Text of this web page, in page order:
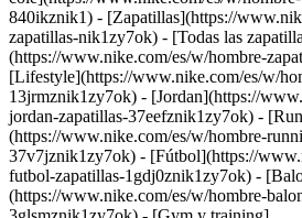
840ikznik1) - [Zapatillas](https://
zapatillas-nik1zy7ok) - [Todas las
(https://www.nike.com/es/w/hombre-
[Lifestyle](https://www.nike.com/es/w/
13jrmznik1zy7ok) - [Jordan](https://
jordan-zapatillas-37eefznik1zy7ok) -
(https://www.nike.com/es/w/hombre-
37v7jznik1zy7ok) - [Fútbol](https://
futbol-zapatillas-1gdj0znik1zy7ok) -
(https://www.nike.com/es/w/hombre-